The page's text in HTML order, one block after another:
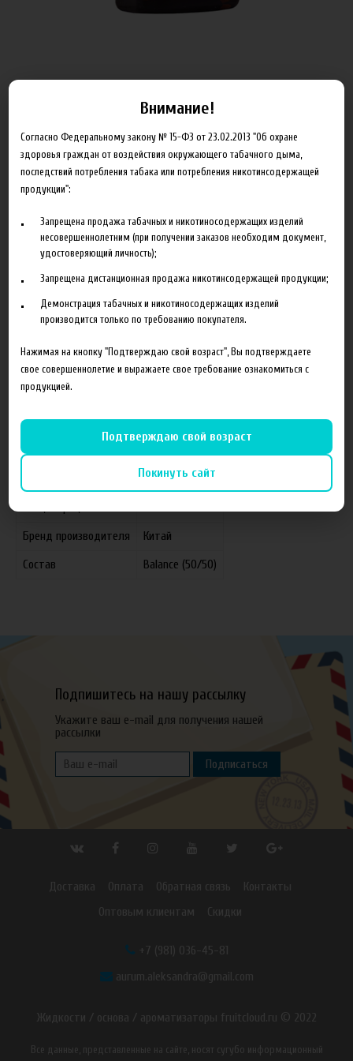
Артикул: x_balance_0_100
В корзину
Добавить в сравнение
Характеристики Отзывы
FruitCloud
Бренд производителя
Китай
Состав
Balance (50/50)
Подпишитесь на нашу рассылку
Укажите ваш e-mail для получения нашей
рассылки
Подписаться
Доставка Оплата Обратная связь
Контакты
Оптовым клиентам
Скидки
+7 (981) 036-45-81
aurum.aleksandra@gmail.com
Жидкости / основа / ароматизаторы fruitcloud.ru © 2022
Все данные, представленные на сайте, носят сугубо информационный
Внимание!
Согласно Федеральному закону № 15-ФЗ от 23.02.2013 "Об охране
здоровья граждан от воздействия окружающего табачного дыма,
последствий потребления табака или потребления никотинсодержащей
продукции":
Запрещена продажа табачных и никотиносодержащих изделий
несовершеннолетним (при получении заказов необходим документ,
удостоверяющий личность);
Запрещена дистанционная продажа никотинсодержащей продукции;
Демонстрация табачных и никотиносодержащих изделий
производится только по требованию покупателя.
Нажимая на кнопку "Подтверждаю свой возраст", Вы подтверждаете
свое совершеннолетие и выражаете свое требование ознакомиться с
продукцией.
Подтверждаю свой возраст
Покинуть сайт